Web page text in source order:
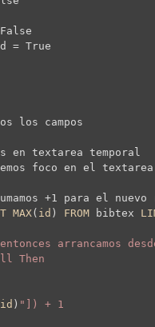
= True
los campos
en textarea temporal
foco en el
+1 para el
MAX( id ) FROM bibtex
arrancamos
Then
id ) "]) + 1